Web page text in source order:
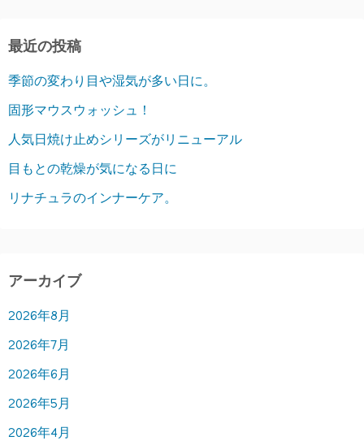
最近の投稿
季節の変わり目や湿気が多い日に。
固形マウスウォッシュ！
人気日焼け止めシリーズがリニューアル
目もとの乾燥が気になる日に
リナチュラのインナーケア。
アーカイブ
2026年8月
2026年7月
2026年6月
2026年5月
2026年4月